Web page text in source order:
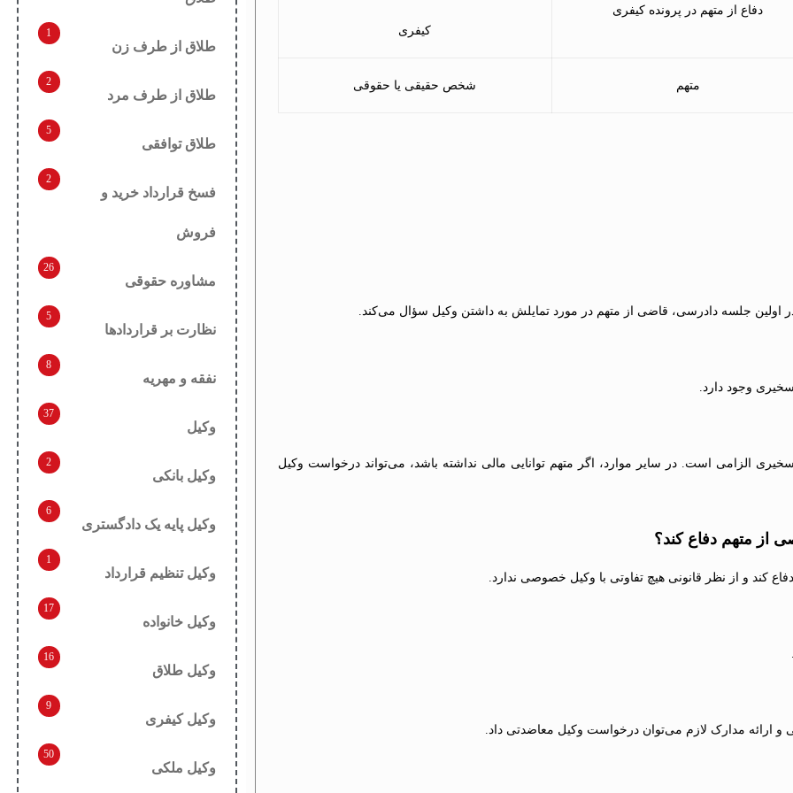
دفاع از متهم در پرونده کیفری
کیفری
متهم شخص حقیقی یا حقوقی
اولین جلسه دادرسی، قاضی از متهم در مورد تمایلش به داشتن وکیل سؤال می‌کند.
وجود دارد.
الزامی است. در سایر موارد، اگر متهم توانایی مالی نداشته باشد، می‌تواند درخواست وکیل
از متهم دفاع کند؟
کند و از نظر قانونی هیچ تفاوتی با وکیل خصوصی ندارد.
و ارائه مدارک لازم می‌توان درخواست وکیل معاضدتی داد.
طلاق از طرف زن
1
طلاق از طرف مرد
2
طلاق توافقی
5
فسخ قرارداد خرید و
فروش
2
مشاوره حقوقی
26
نظارت بر قراردادها
5
نفقه و مهریه
8
وکیل
37
وکیل بانکی
2
وکیل پایه یک دادگستری
6
وکیل تنظیم قرارداد
1
وکیل خانواده
17
وکیل طلاق
16
وکیل کیفری
9
وکیل ملکی
50